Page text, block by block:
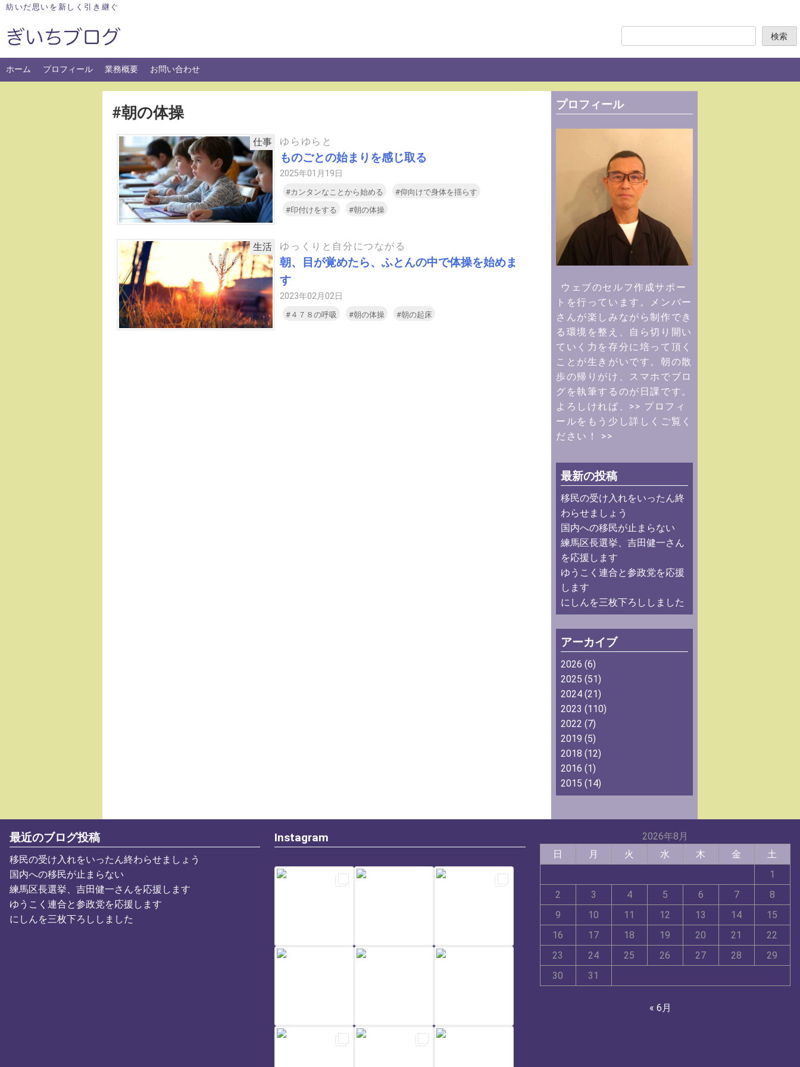
Skip
content
紡いだ思いを新しく引き継ぐ
索
検索
ホーム プロフィール 業務概要 お問い合わせ
#朝の体操
ゆらゆらと
ものごとの始まりを感じ取る
2025年01月19日
#カンタンなことから始める
#仰向けで身体を揺らす
#印付けをする
#朝の体操
仕事
ゆっくりと自分につながる
朝、目が覚めたら、ふとんの中で体操を始めま
す
2023年02月02日
#４７８の呼吸 #朝の体操 #朝の起床
生活
プロフィール
ウェブのセルフ作成サポー
トを行っています。メンバー
さんが楽しみながら制作でき
る環境を整え、自ら切り開い
ていく力を存分に培って頂く
ことが生きがいです。朝の散
歩の帰りがけ、スマホでブロ
グを執筆するのが日課です。
よろしければ、 >> プロフィ
ールをもう少し詳しくご覧く
ださい！ >>
最新の投稿
移民の受け入れをいったん終
わらせましょう
国内への移民が止まらない
練馬区長選挙、吉田健一さん
を応援します
ゆうこく連合と参政党を応援
します
にしんを三枚下ろししました
アーカイブ
2026 (6)
2025 (51)
2024(21)
2023 (110)
2022 (7)
2019 (5)
2018 (12)
2016 (1)
2015 (14)
最近のブログ投稿
移民の受け入れをいったん終わらせましょう
国内への移民が止まらない
練馬区長選挙、吉田健一さんを応援します
ゆうこく連合と参政党を応援します
にしんを三枚下ろししました
Instagram
2026年8月
日
月 火 水 木 金
土
1
2
3 4 5 6 7
8
9
10 11 12 13 14
15
16
17 18 19 20 21
22
23
24 25 26 27 28
29
30
31
« 6月